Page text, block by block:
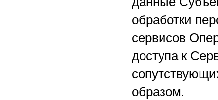
обработки
сервисов
доступа к
образом.